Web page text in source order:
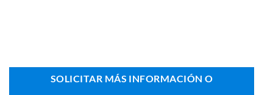
SOLICITAR MÁS INFORMACIÓN O